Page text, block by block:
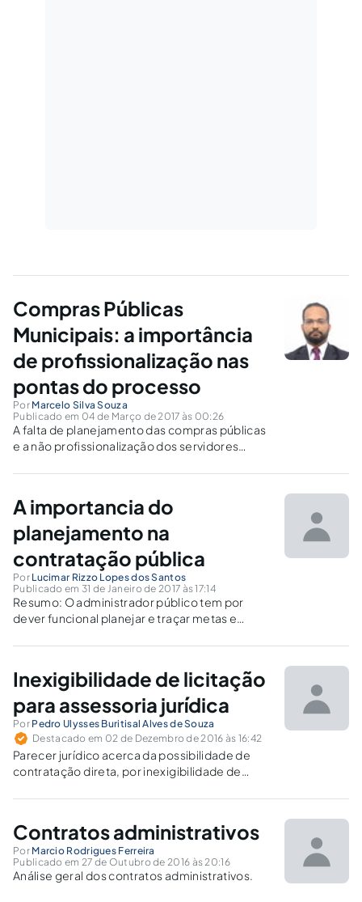
Compras Públicas
Municipais: a importância
de profissionalização nas
pontas do processo
Por Marcelo Silva Souza
Publicado em 04 de Março de 2017 às 00:26
A falta de planejamento das compras públicas
e a não profissionalização dos servidores
administrativo de compras públicas são os
pública.
A importancia do
planejamento na
contratação pública
Por Lucimar Rizzo Lopes dos Santos
Publicado em 31 de Janeiro de 2017 às 17:14
Resumo: O administrador público tem por
dever funcional planejar e traçar metas e
prejuízos à Administração Pública, evitando-
contrária aos ditames da Lei de licitações.
Palavras-Chave: ...
Inexigibilidade de licitação
para assessoria jurídica
Por Pedro Ulysses Buritisal Alves de Souza
Destacado em 02 de Dezembro de 2016 às 16:42
Parecer jurídico acerca da possibilidade de
contratação direta, por inexigibilidade de
Administração Pública Municipal.
Contratos administrativos
Por Marcio Rodrigues Ferreira
Publicado em 27 de Outubro de 2016 às 20:16
Análise geral dos contratos administrativos.